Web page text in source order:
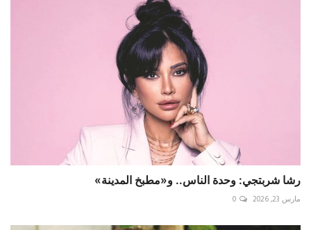
رشا شربتجي: وحدة الناس.. و«مطبخ المدينة»
مارس 23, 2026 0